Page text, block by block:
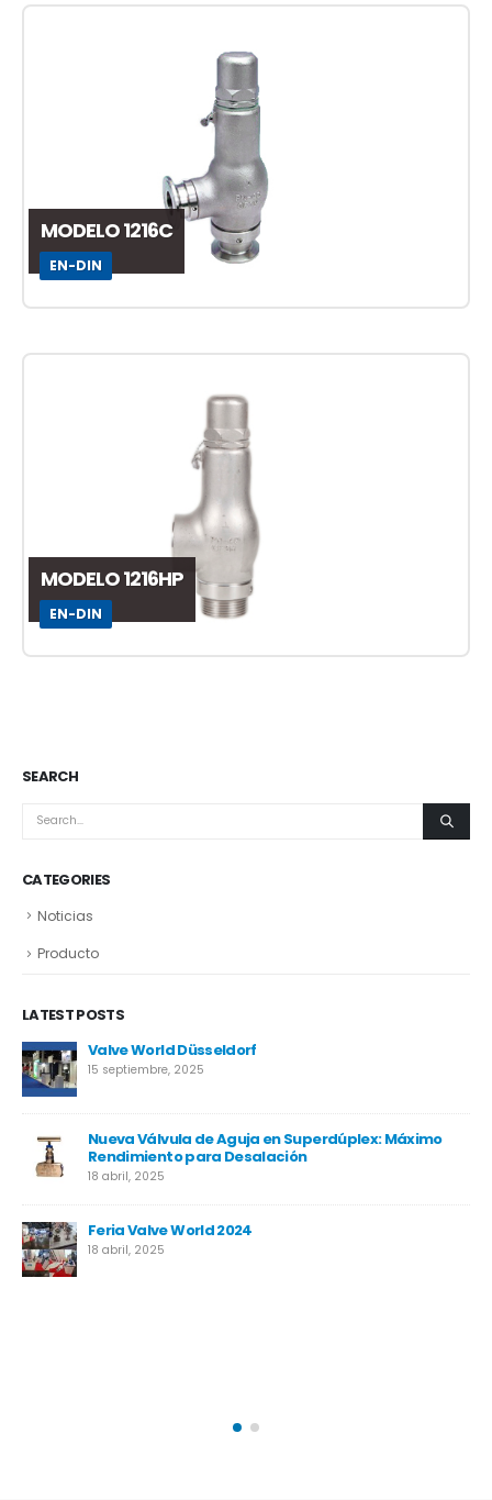
MODELO 1216C
EN-DIN
MODELO 1216HP
EN-DIN
SEARCH
CATEGORIES
Noticias
Producto
LATEST POSTS
Neom
17 abril, 2025
Proyecto MIRFA 2
17 abril, 2025
Proyecto Temane
17 abril, 2025